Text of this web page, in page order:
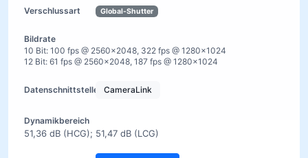
Global-Shutter
10 Bit: 100 fps @ 2560×2048, 322 fps @ 1280×1024
12 Bit: 61 fps @ 2560×2048, 187 fps @ 1280×1024
CameraLink
51,36 dB (HCG); 51,47 dB (LCG)